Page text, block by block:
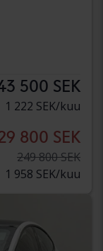
500 SEK
1 222 SEK/kuu
800 SEK
249 800 SEK
1 958 SEK/kuu